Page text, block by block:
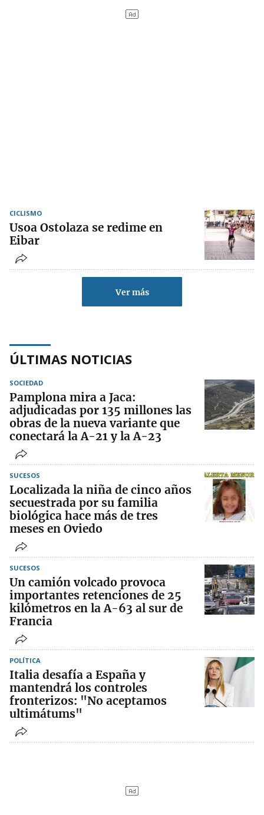
CICLISMO
Usoa Ostolaza se redime en
Eibar
Ver más
ÚLTIMAS NOTICIAS
SOCIEDAD
Pamplona mira a Jaca:
adjudicadas por 135 millones las
obras de la nueva variante que
conectará la A-21 y la A-23
SUCESOS
Localizada la niña de cinco años
secuestrada por su familia
biológica hace más de tres
meses en Oviedo
SUCESOS
Un camión volcado provoca
importantes retenciones de 25
kilómetros en la A-63 al sur de
Francia
POLÍTICA
Italia desafía a España y
mantendrá los controles
fronterizos: "No aceptamos
ultimátums"